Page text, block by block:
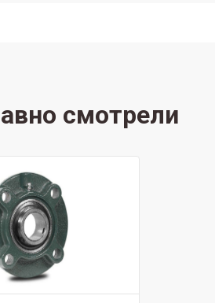
смотрели